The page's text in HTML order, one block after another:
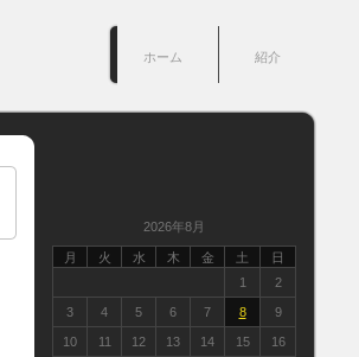
ホーム 紹介
2026年8月
月 火 水 木 金 土 日
1 2
3 4 5 6 7 8 9
10 11 12 13 14 15 16